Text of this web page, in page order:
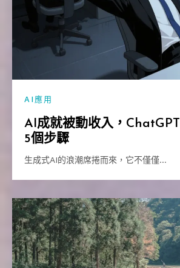
AI應用
AI成就被動收入，
5個步驟
生成式AI的浪潮席捲而來，它不僅僅…